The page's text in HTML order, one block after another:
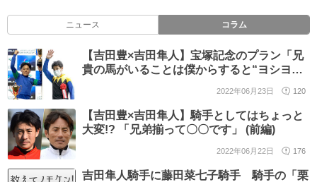
ニュース コラム
【吉田豊×吉田隼人】宝塚記念のプラン「兄
貴の馬がいることは僕からすると“ヨシヨ
2022年06月23日 120
【吉田豊×吉田隼人】騎手としてはちょっと
大変!? 「兄弟揃って〇〇です」 (前編)
2022年06月22日 176
吉田隼人騎手に藤田菜七子騎手 騎手の「栗